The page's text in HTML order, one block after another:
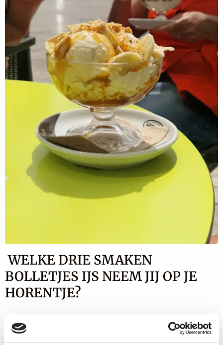
WELKE DRIE SMAKEN
BOLLETJES IJS NEEM JIJ OP JE
HORENTJE?
Vanille, kersen en aardbeien. Soms variëren
met citroen of mokka smaak.